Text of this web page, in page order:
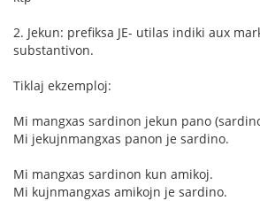
2. Jekun: prefiksa JE- utilas indiki aux
substantivon.
Tiklaj ekzemploj:
Mi mangxas sardinon jekun pano
Mi jekujnmangxas panon je sardino.
Mi mangxas sardinon kun amikoj.
Mi kujnmangxas amikojn je sardino.